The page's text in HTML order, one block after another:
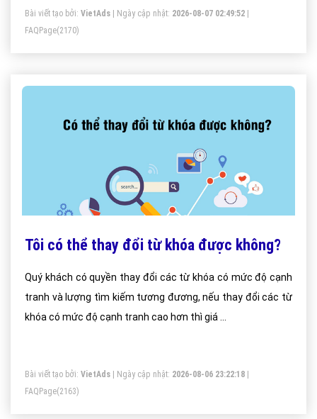
Bài viết tạo bởi: VietAds | Ngày cập nhật: 2026-08-07 02:49:52
FAQPage(2170)
Tôi có thể thay đổi từ khóa được không?
Quý khách có quyền thay đổi các từ khóa có mức độ cạnh
tranh và lượng tìm kiếm tương đương, nếu thay đổi các từ
khóa có mức độ cạnh tranh cao hơn thì giá ...
Bài viết tạo bởi: VietAds | Ngày cập nhật: 2026-08-06 23:22:18
FAQPage(2163)